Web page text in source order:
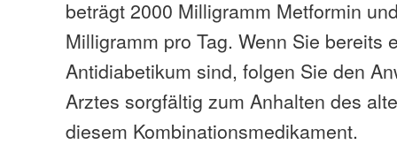
beträgt 2000 Milligramm Metformin
Milligramm pro Tag. Wenn Sie bereits
Antidiabetikum sind, folgen Sie den
Arztes sorgfältig zum Anhalten des
diesem Kombinationsmedikament.